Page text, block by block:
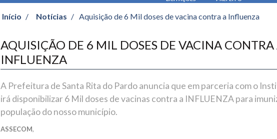
Início / Notícias / Aquisição de 6 Mil doses de vacina contra a Influenza
AQUISIÇÃO DE 6 MIL DOSES DE VACINA CONTRA
INFLUENZA
A Prefeitura de Santa Rita do Pardo anuncia que em parceria com o
irá disponibilizar 6 Mil doses de vacinas contra a INFLUENZA para
população do nosso município.
ASSECOM,